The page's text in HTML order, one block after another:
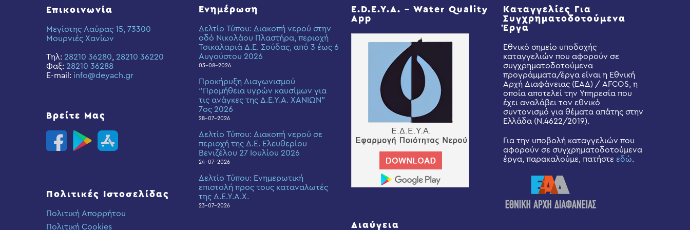
Επικοινωνία
Μεγίστης Λαύρας 15, 73300
Μουρνιές Χανίων
Τηλ: 28210 36280, 28210 36220
Φαξ: 28210 36288
E-mail: info@deyach.gr
Βρείτε Μας
Πολιτικές Ιστοσελίδας
Πολιτική Απορρήτου
Πολιτική Cookies
Ενημέρωση
Δελτίο Τύπου: Διακοπή νερού στην
οδό Νικολάου Πλαστήρα, περιοχή
Τσικαλαριά Δ.Ε. Σούδας, από 3 έως 6
Αυγούστου 2026
03-08-2026
Προκήρυξη Διαγωνισμού
“Προμήθεια υγρών καυσίμων για
τις ανάγκες της Δ.Ε.Υ.Α. ΧΑΝΙΩΝ”
7ος 2026
28-07-2026
Δελτίο Τύπου: Διακοπή νερού σε
περιοχή της Δ.Ε. Ελευθερίου
Βενιζέλου 27 Ιουλίου 2026
24-07-2026
Δελτίο Τύπου: Eνημερωτική
επιστολή προς τους καταναλωτές
της Δ.Ε.Υ.Α.Χ.
23-07-2026
E.D.E.Y.A. – Water Quality
App
Διαύγεια
Καταγγελίες Για
Συγχρηματοδοτούμενα
Έργα
Εθνικό σημείο υποδοχής
καταγγελιών που αφορούν σε
συγχρηματοδοτούμενα
προγράμματα/έργα είναι η Εθνική
Αρχή Διαφάνειας (ΕΑΔ) / AFCOS, η
οποία αποτελεί την Υπηρεσία που
έχει αναλάβει τον εθνικό
συντονισμό για θέματα απάτης στην
Ελλάδα (Ν.4622/2019).
Για την υποβολή καταγγελιών που
αφορούν σε συγχρηματοδοτούμενα
έργα, παρακαλούμε, πατήστε εδώ.